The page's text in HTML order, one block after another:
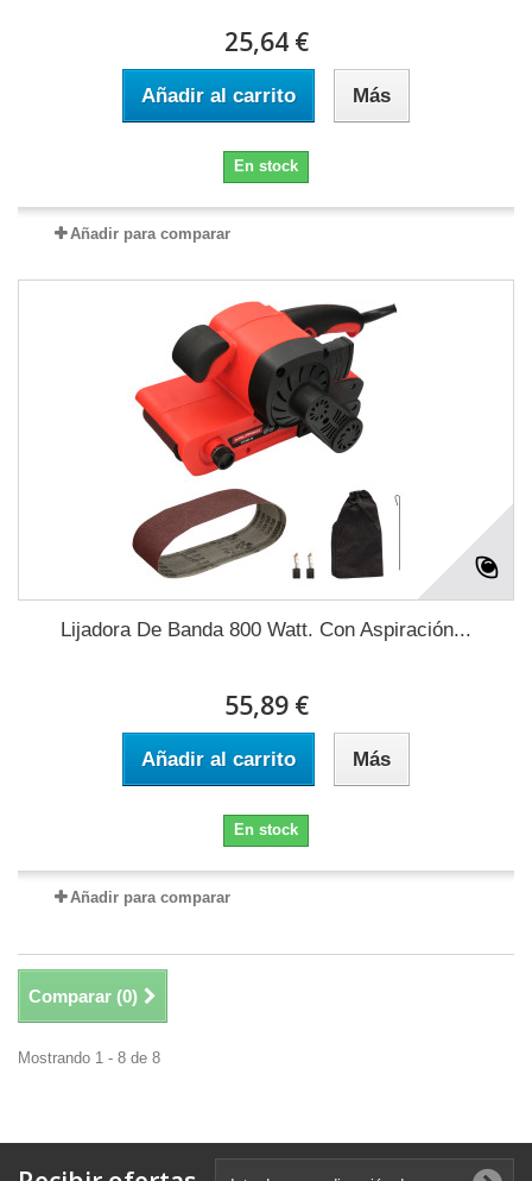
25,64 €
Añadir al carrito Más
En stock
Añadir para comparar
Lijadora De Banda 800 Watt. Con Aspiración...
55,89 €
Añadir al carrito Más
En stock
Añadir para comparar
Comparar (0)
Mostrando 1 - 8 de 8